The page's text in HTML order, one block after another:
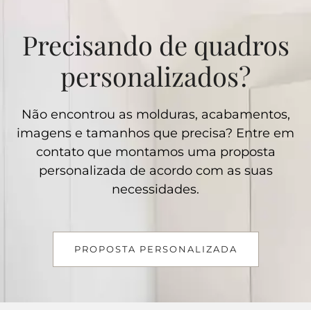
Precisando de quadros
personalizados?
Não encontrou as molduras, acabamentos,
imagens e tamanhos que precisa? Entre em
contato que montamos uma proposta
personalizada de acordo com as suas
necessidades.
PROPOSTA PERSONALIZADA